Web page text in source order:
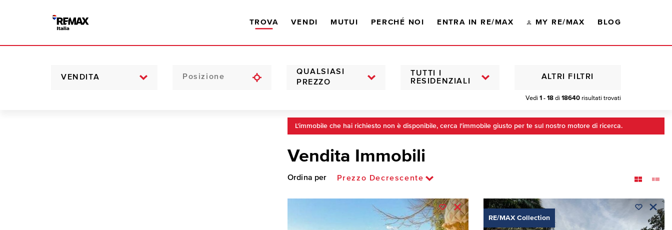
TROVA VENDI MUTUI PERCHÉ NOI ENTRA IN RE/MAX MY RE/MAX BLOG
VENDITA
QUALSIASI
PREZZO
TUTTI I
RESIDENZIALI
Vedi 1 - 18 di 18640 risultati trovati
ALTRI FILTRI
L'immobile che hai richiesto non è disponibile, cerca l'immobile giusto per te sul nostro motore di ricerca.
Vendita Immobili
Ordina per Prezzo Decrescente
RE/MAX Collection